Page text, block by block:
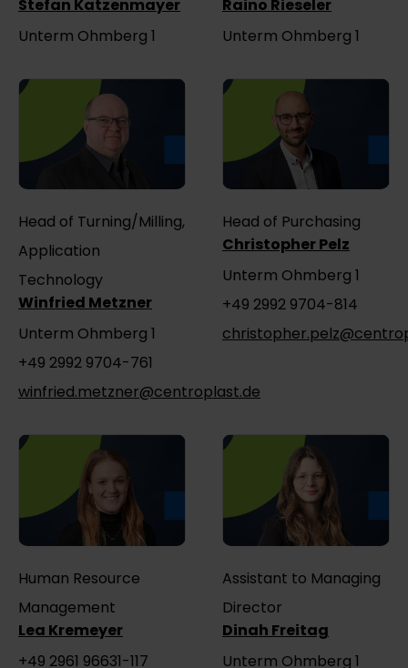
Stefan Katzenmayer
Unterm Ohmberg 1
Raino Rieseler
Unterm Ohmberg 1
Head of Turning/Milling,
Application
Technology
Winfried Metzner
Unterm Ohmberg 1
+49 2992 9704-761
winfried.metzner@centroplast.de
Head of Purchasing
Christopher Pelz
Unterm Ohmberg 1
+49 2992 9704-814
Human Resource
Management
Lea Kremeyer
+49 2961 96631-117
Assistant to Managing
Director
Dinah Freitag
Unterm Ohmberg 1